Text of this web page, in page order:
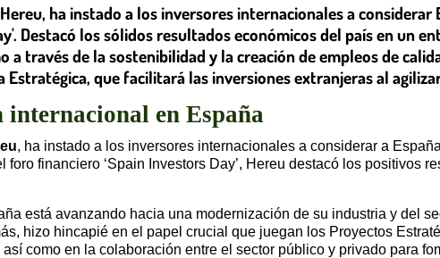
ha instado a los inversores internacionales a
Destacó los sólidos resultados económicos del país en un
través de la sostenibilidad y la creación de empleos de
que facilitará las inversiones extranjeras al
en España
, ha instado a los inversores internacionales a considerar a
financiero ‘Spain Investors Day’, Hereu destacó los positivos
está avanzando hacia una modernización de su industria y del
hizo hincapié en el papel crucial que juegan los Proyectos
como en la colaboración entre el sector público y privado para